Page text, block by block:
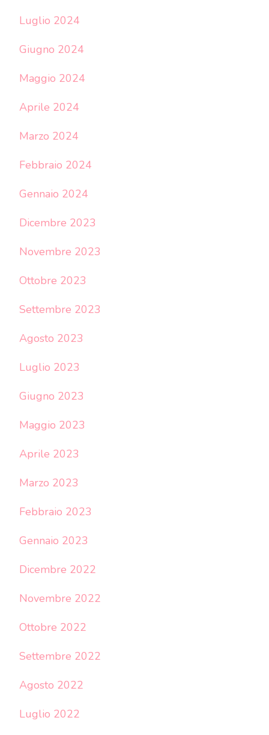
Luglio 2024
Giugno 2024
Maggio 2024
Aprile 2024
Marzo 2024
Febbraio 2024
Gennaio 2024
Dicembre 2023
Novembre 2023
Ottobre 2023
Settembre 2023
Agosto 2023
Luglio 2023
Giugno 2023
Maggio 2023
Aprile 2023
Marzo 2023
Febbraio 2023
Gennaio 2023
Dicembre 2022
Novembre 2022
Ottobre 2022
Settembre 2022
Agosto 2022
Luglio 2022